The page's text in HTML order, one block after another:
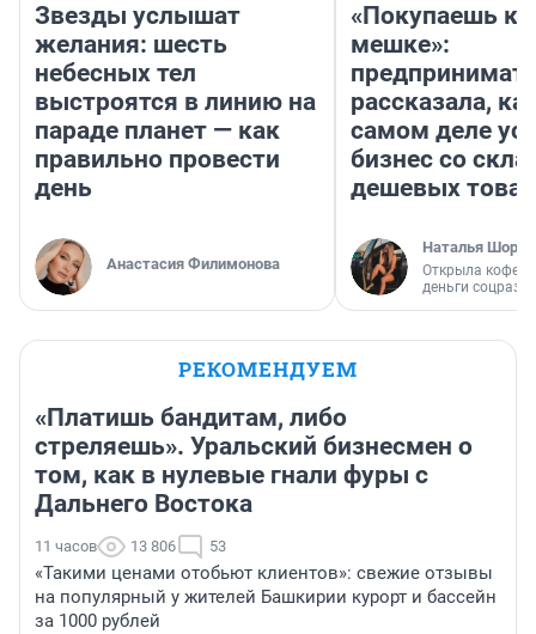
Звезды услышат
желания: шесть
небесных тел
выстроятся в линию на
параде планет — как
правильно провести
день
Анастасия Филимонова
«Покупаешь
мешке»:
рассказала,
самом деле
бизнес со
дешевых
Наталья
Открыла
деньги
РЕКОМЕНДУЕМ
«Платишь бандитам, либо
стреляешь». Уральский бизнесмен о
том, как в нулевые гнали фуры с
Дальнего Востока
11 часов 13 806 53
«Такими ценами отобьют клиентов»: свежие отзывы
на популярный у жителей Башкирии курорт и бассейн
за 1000 рублей